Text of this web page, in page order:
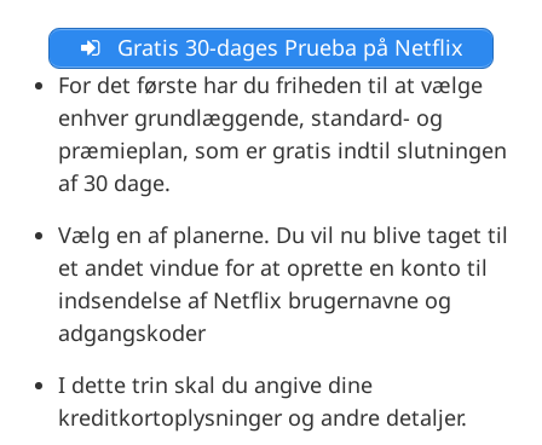
Gratis 30-dages Prueba på Netflix
For det første har du friheden til at vælge
enhver grundlæggende, standard- og
præmieplan, som er gratis indtil slutningen
af 30 dage.
Vælg en af planerne. Du vil nu blive taget til
et andet vindue for at oprette en konto til
indsendelse af Netflix brugernavne og
adgangskoder
I dette trin skal du angive dine
kreditkortoplysninger og andre detaljer.